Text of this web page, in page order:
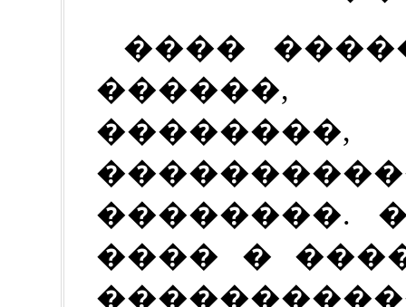
����
������,
��������.
���� �